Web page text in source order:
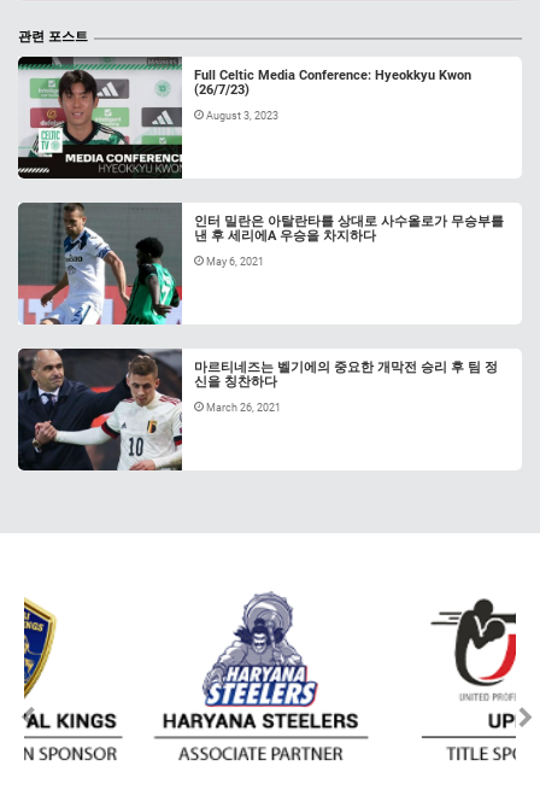
관련 포스트
Full Celtic Media Conference: Hyeokkyu Kwon
(26/7/23)
August 3, 2023
인터 밀란은 아탈란타를 상대로 사수올로가 무승부를
낸 후 세리에A 우승을 차지하다
May 6, 2021
마르티네즈는 벨기에의 중요한 개막전 승리 후 팀 정
신을 칭찬하다
March 26, 2021